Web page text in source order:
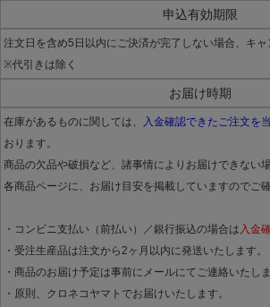
申込有効期限
注文日を含め5日以内にご決済が完了しない場合、キャ
※代引きは除く
お届け時期
在庫があるものに関しては、 入金確認できたご注文を
おります。
商品の欠品や破損など、諸事情によりお届けできない
各商品ページに、お届け目安を掲載していますのでご確
・コンビニ支払い（前払い）／銀行振込の場合は 入金
・受注生産品は注文から2ヶ月以内に発送いたします。
・商品のお届け予定は事前にメールにてご連絡いたしま
・原則、クロネコヤマトでお届けいたします。